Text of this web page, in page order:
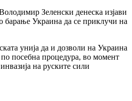
Зеленски денеска изјави
барање Украина да се приклучи на
унија да и дозволи на Украина
посебна процедура, во момент
на руските сили